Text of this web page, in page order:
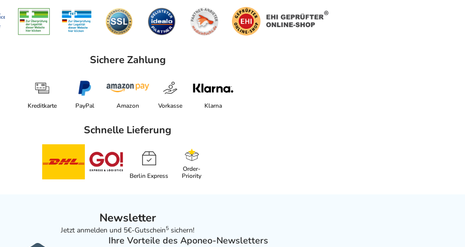
Sichere Zahlung
Kreditkarte PayPal Amazon Vorkasse Klarna
Schnelle Lieferung
Berlin Express
Order-
Priority
Newsletter
Jetzt anmelden und 5€-Gutschein5 sichern!
Ihre Vorteile des Aponeo-Newsletters